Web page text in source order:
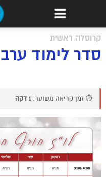
קרוסלה ראשית
סדר לימוד
⏱️ זמן קריאה משוער: 1 דקה